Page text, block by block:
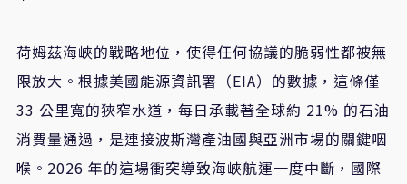
荷姆茲海峽的戰略地位，使得任何協議的脆弱性都被無
限放大。根據美國能源資訊署（EIA）的數據，這條僅
33 公里寬的狹窄水道，每日承載著全球約 21% 的石油
消費量通過，是連接波斯灣產油國與亞洲市場的關鍵咽
喉。2026 年的這場衝突導致海峽航運一度中斷，國際